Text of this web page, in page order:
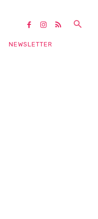
NEWSLETTER